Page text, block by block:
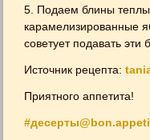
5. Подаем блины
карамелизированные
советует подавать эти
Источник рецепта:
Приятного аппетита!